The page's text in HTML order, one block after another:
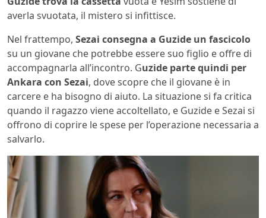
averla svuotata, il mistero si infittisce.
Nel frattempo, Sezai consegna a Guzide un fascicolo
su un giovane che potrebbe essere suo figlio e offre di
accompagnarla all’incontro. Guzide parte quindi per
Ankara con Sezai, dove scopre che il giovane è in
carcere e ha bisogno di aiuto. La situazione si fa critica
quando il ragazzo viene accoltellato, e Guzide e Sezai si
offrono di coprire le spese per l’operazione necessaria a
salvarlo.